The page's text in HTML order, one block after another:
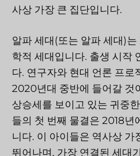
사상 가장 큰 집단입니다.
알파 세대(또는 알파 세대)
학적 세대입니다. 출생 시작
다. 연구자와 현대 언론 프로
2020년대 중반에 들어갈 것
상승세를 보이고 있는 귀중
들의 첫 번째 물결은 2018년
니다. 이 아이들은 역사상 가
뛰어나며, 가장 연결된 세대